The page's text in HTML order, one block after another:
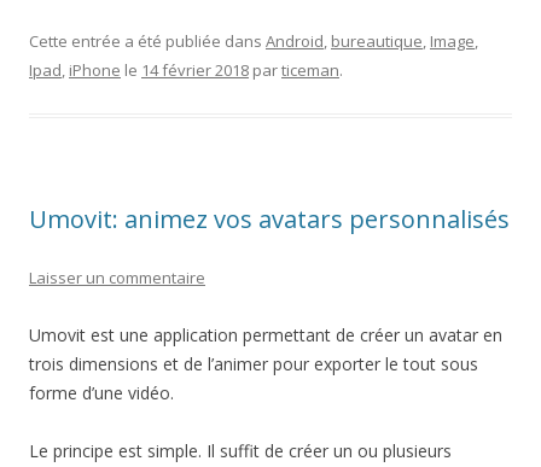
Cette entrée a été publiée dans Android, bureautique, Image,
Ipad, iPhone le 14 février 2018 particeman.
Umovit: animez vos avatars personnalisés
Laisser un commentaire
Umovit est une application permettant de créer un avatar en
trois dimensions et de l’animer pour exporter le tout sous
forme d’une vidéo.
Le principe est simple. Il suffit de créer un ou plusieurs